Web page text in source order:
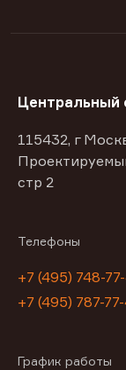
Центральный
115432, г
стр 2
Телефоны
+7 (495) 748-
+7 (495) 787-
График работы